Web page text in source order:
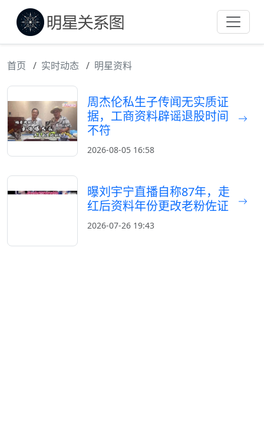
首页 实时动态 明星资料
周杰伦私生子传闻无实质证
据，工商资料辟谣退股时间
不符
2026-08-05 16:58
曝刘宇宁直播自称87年，走
红后资料年份更改老粉佐证
2026-07-26 19:43